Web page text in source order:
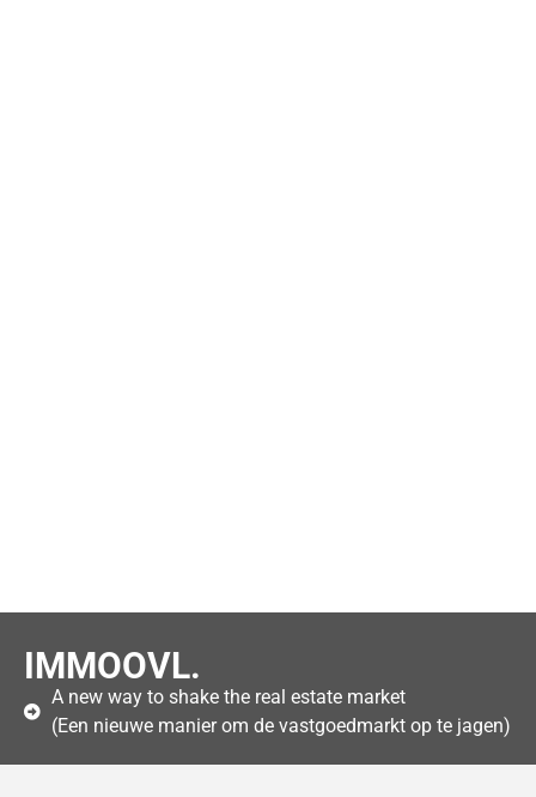
IMMOOVL.
A new way to shake the real estate market
(Een nieuwe manier om de vastgoedmarkt op te jagen)